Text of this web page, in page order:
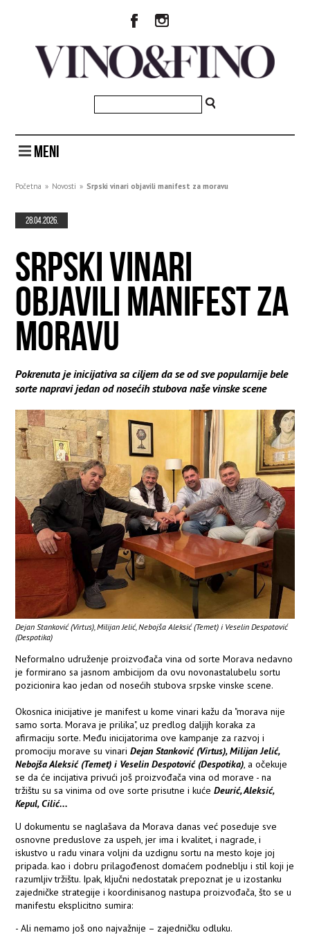
MENI
Početna » Novosti » Srpski vinari objavili manifest za moravu
28.04.2026.
SRPSKI VINARI
OBJAVILI MANIFEST ZA
MORAVU
Pokrenuta je inicijativa sa ciljem da se od sve popularnije bele
sorte napravi jedan od nosećih stubova naše vinske scene
Dejan Stanković (Virtus), Milijan Jelić, Nebojša Aleksić (Temet) i Veselin Despotović
(Despotika)
Neformalno udruženje proizvođača vina od sorte Morava nedavno
je formirano sa jasnom ambicijom da ovu novonastalubelu sortu
pozicionira kao jedan od nosećih stubova srpske vinske scene.
Okosnica inicijative je manifest u kome vinari kažu da "morava nije
samo sorta. Morava je prilika", uz predlog daljijh koraka za
afirmaciju sorte. Među inicijatorima ove kampanje za razvoj i
promociju morave su vinariDejan Stanković (Virtus), Milijan Jelić,
Nebojša Aleksić (Temet) i Veselin Despotović (Despotika), a očekuje
se da će incijativa privući još proizvođača vina od morave - na
tržištu su sa vinima od ove sorte prisutne i kućeDeurić, Aleksić,
Kepul, Cilić...
U dokumentu se naglašava da Morava danas već poseduje sve
osnovne preduslove za uspeh, jer ima i kvalitet, i nagrade, i
iskustvo u radu vinara voljni da uzdignu sortu na mesto koje joj
pripada. kao i dobru prilagođenost domaćem podneblju i stil koji je
razumljiv tržištu. Ipak, ključni nedostatak prepoznat je u izostanku
zajedničke strategije i koordinisanog nastupa proizvođača, što se u
manifestu eksplicitno sumira:
- Ali nemamo još ono najvažnije – zajedničku odluku.